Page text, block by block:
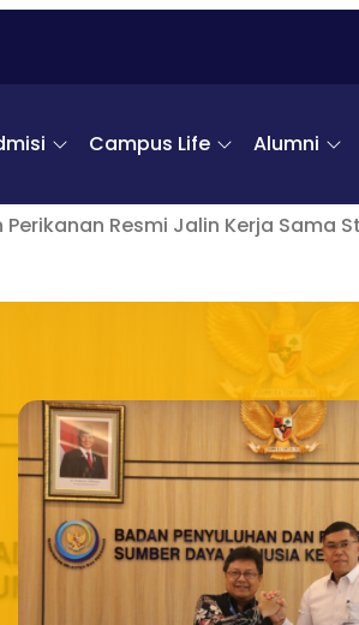
Campus Life Alumni
Resmi Jalin Kerja Sama